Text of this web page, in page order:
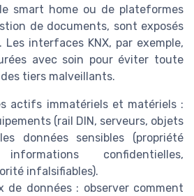
smart home ou de plateformes
de documents, sont exposés
Les interfaces KNX, par exemple,
avec soin pour éviter toute
tiers malveillants.
actifs immatériels et matériels :
(rail DIN, serveurs, objets
données sensibles (propriété
confidentielles,
infalsifiables).
de données : observer comment